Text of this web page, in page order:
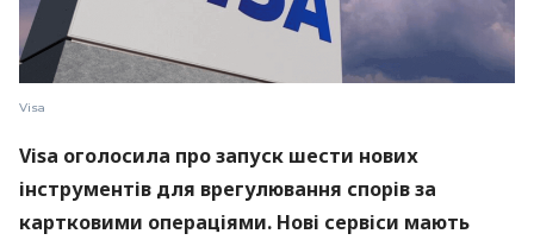
Visa
Visa оголосила про запуск шести нових
інструментів для врегулювання спорів за
картковими операціями. Нові сервіси мають